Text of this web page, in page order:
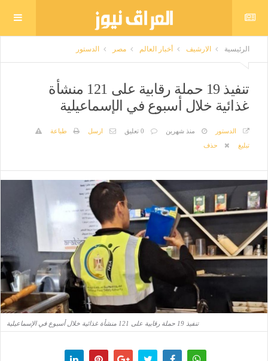
الرئيسية الارشيف أخبار العالم مصر الدستور
تنفيذ 19 حملة رقابية على 121 منشأة
غذائية خلال أسبوع في الإسماعيلية
الدستور منذ شهرين 0 تعليق ارسل
طباعة
تبليغ
حذف
تنفيذ 19 حملة رقابية على 121 منشأة غذائية خلال أسبوع في الإسماعيلية